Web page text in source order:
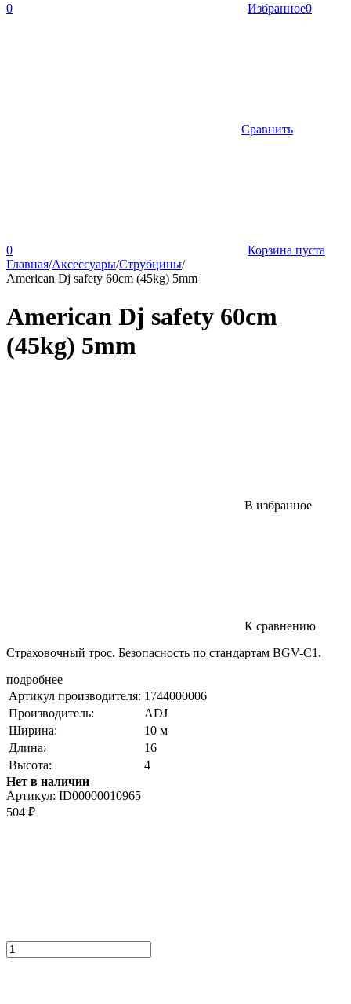
0 Избранное0
Сравнить
0
Корзина пуста
Главная/Аксессуары/Струбцины/
American Dj safety 60cm (45kg) 5mm
American Dj safety 60cm
(45kg) 5mm
В избранное
К сравнению
Страховочный трос. Безопасность по стандартам BGV-C1.
подробнее
Артикул производителя: 1744000006
Производитель:
ADJ
Ширина:
10 м
Длина:
16
Высота:
4
Нет в наличии
Артикул: ID00000010965
504 ₽